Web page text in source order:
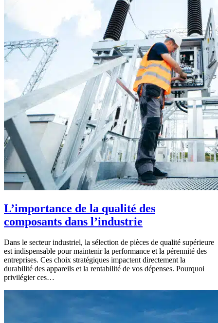
L’importance de la qualité des
composants dans l’industrie
Dans le secteur industriel, la sélection de pièces de qualité supérieure
est indispensable pour maintenir la performance et la pérennité des
entreprises. Ces choix stratégiques impactent directement la
durabilité des appareils et la rentabilité de vos dépenses. Pourquoi
privilégier ces…